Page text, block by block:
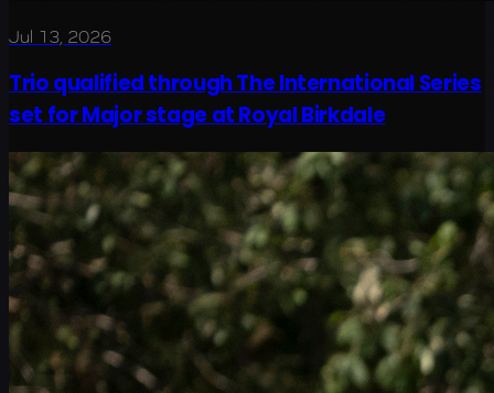
Jul 13, 2026
Trio qualified through The International Series
set for Major stage at Royal Birkdale